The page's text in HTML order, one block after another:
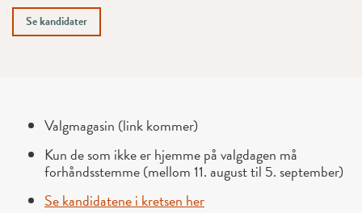
Se kandidater
Valgmagasin (link kommer)
Kun de som ikke er hjemme på valgdagen må
forhåndsstemme (mellom 11. august til 5. september)
Se kandidatene i kretsen her